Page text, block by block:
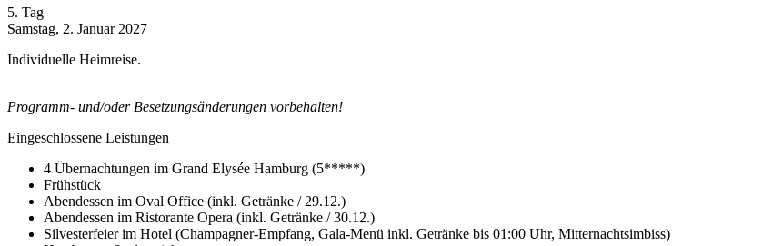
5. Tag
Samstag, 2. Januar 2027
Individuelle Heimreise.
Programm- und/oder Besetzungsänderungen vorbehalten!
Eingeschlossene Leistungen
4 Übernachtungen im Grand Elysée Hamburg (5*****)
Frühstück
Abendessen im Oval Office (inkl. Getränke / 29.12.)
Abendessen im Ristorante Opera (inkl. Getränke / 30.12.)
Silvesterfeier im Hotel (Champagner-Empfang, Gala-Menü inkl. Getränke bis 01:00 Uhr, Mitternachtsimbiss)